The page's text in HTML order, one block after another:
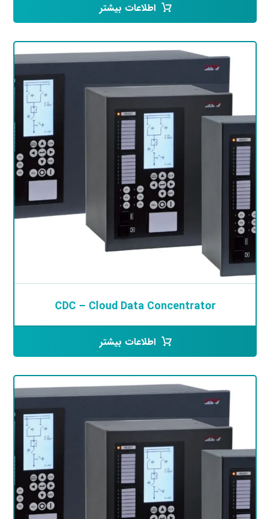
اطلاعات بیشتر
CDC – Cloud Data Concentrator
اطلاعات بیشتر